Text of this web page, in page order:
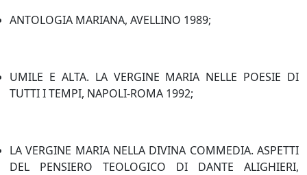
ANTOLOGIA MARIANA, AVELLINO 1989;
UMILE E ALTA. LA VERGINE MARIA NELLE POESIE DI
TUTTI I TEMPI, NAPOLI-ROMA 1992;
LA VERGINE MARIA NELLA DIVINA COMMEDIA. ASPETTI
DEL PENSIERO TEOLOGICO DI DANTE ALIGHIERI,